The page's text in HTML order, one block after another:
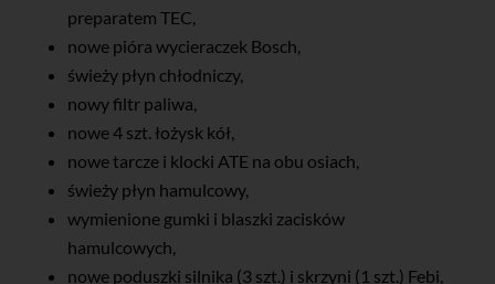
preparatem TEC,
nowe pióra wycieraczek Bosch,
świeży płyn chłodniczy,
nowy filtr paliwa,
nowe 4 szt. łożysk kół,
nowe tarcze i klocki ATE na obu osiach,
świeży płyn hamulcowy,
wymienione gumki i blaszki zacisków
hamulcowych,
nowe poduszki silnika (3 szt.) i skrzyni (1 szt.) Febi,